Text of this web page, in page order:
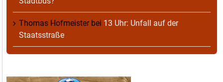
Thomas Hofmeisterbei 13 Uhr: Unfall auf der
Staatsstraße